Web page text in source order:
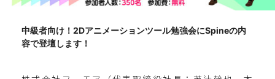
中級者向け！2Dアニメーションツール勉強会にSpineの内
容で登壇します！